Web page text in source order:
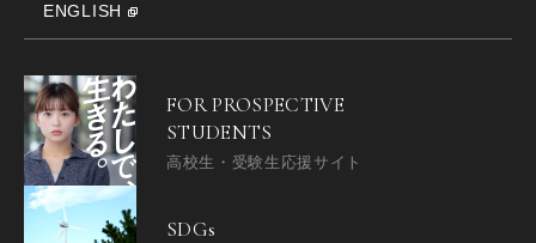
ENGLISH
FOR PROSPECTIVE
STUDENTS
高校生・受験生応援サイト
SDGs